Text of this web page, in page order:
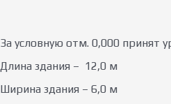
За условную отм. 0,000 принят
Длина здания – 12,0 м
Ширина здания – 6,0 м